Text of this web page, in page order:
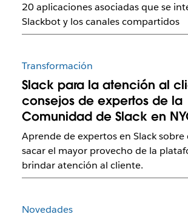
20 aplicaciones asociadas que se
Slackbot y los canales compartidos
Transformación
Slack para la atención al
consejos de expertos de la
Comunidad de Slack en
Aprende de expertos en Slack
sacar el mayor provecho de la
brindar atención al cliente.
Novedades